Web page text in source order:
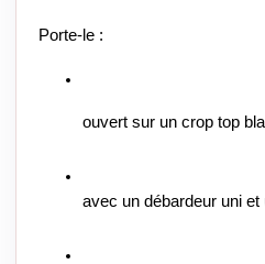
Porte-le :
ouvert sur un crop top
avec un débardeur uni et